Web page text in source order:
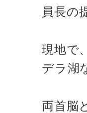
員長の
現地で
デラ湖
両首脳